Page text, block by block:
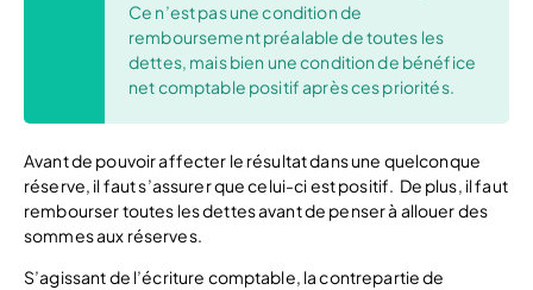
Ce n’est pas une condition de
remboursement préalable de toutes les
dettes, mais bien une condition de bénéfice
net comptable positif après ces priorités.
Avant de pouvoir affecter le résultat dans une quelconque
réserve, il faut s’assurer que celui-ci est positif. De plus, il faut
rembourser toutes les dettes avant de penser à allouer des
sommes aux réserves.
S’agissant de l’écriture comptable, la contrepartie de